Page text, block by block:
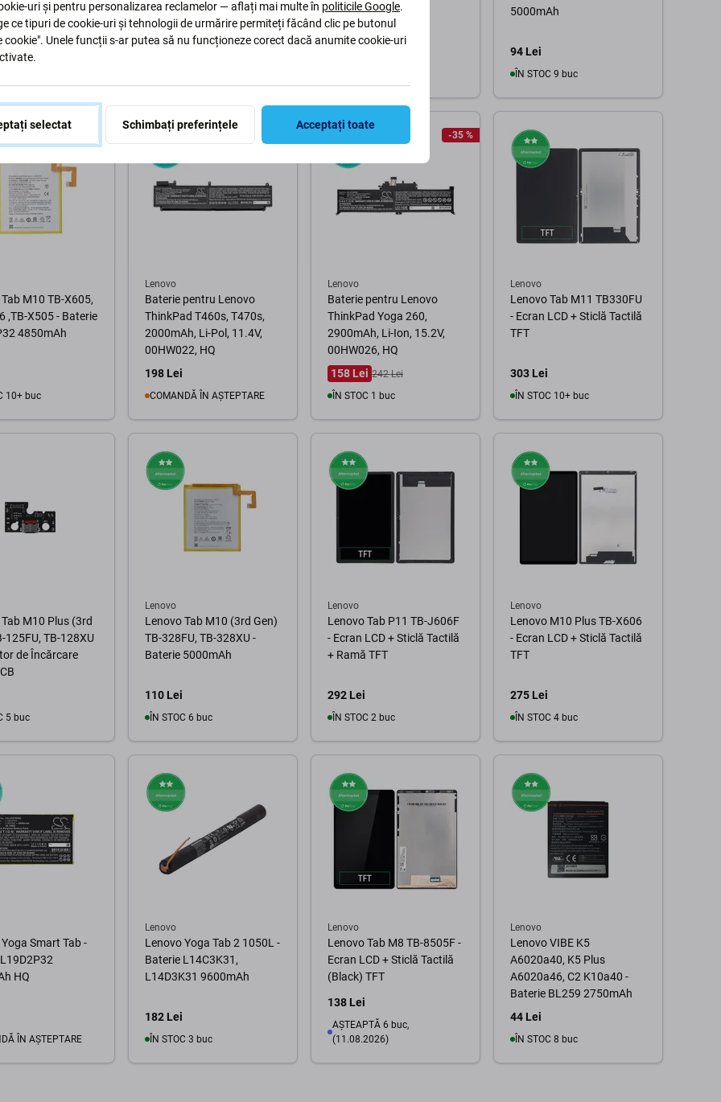
+ Vibrator Placă
Lei
În coș
TFT
În coș
Încărcare Placă PCB
În coș
5000mAh
94 Lei
ÎN STOC 9 buc
M10 TB-X605,
,TB-X505 - Baterie
4850mAh
10+ buc
Lenovo
Baterie pentru Lenovo
ThinkPad T460s, T470s,
2000mAh, Li-Pol, 11.4V,
00HW022, HQ
198 Lei
COMANDĂ ÎN AȘTEPTARE
Urmăriți
-35 %
Lenovo
Baterie pentru Lenovo
ThinkPad Yoga 260,
2900mAh, Li-Ion, 15.2V,
00HW026, HQ
158 Lei 242 Lei
ÎN STOC 1 buc
Lenovo
Lenovo Tab M11 TB330FU
- Ecran LCD + Sticlă Tactilă
TFT
303 Lei
ÎN STOC 10+ buc
M10 Plus (3rd
125FU, TB-128XU
de Încărcare
5 buc
Lenovo
Lenovo Tab M10 (3rd Gen)
TB-328FU, TB-328XU -
Baterie 5000mAh
110 Lei
ÎN STOC 6 buc
Lenovo
Lenovo Tab P11 TB-J606F
- Ecran LCD + Sticlă Tactilă
+ Ramă TFT
292 Lei
ÎN STOC 2 buc
Lenovo
Lenovo M10 Plus TB-X606
- Ecran LCD + Sticlă Tactilă
TFT
275 Lei
ÎN STOC 4 buc
Smart Tab -
HQ
ÎN AȘTEPTARE
Lenovo
Lenovo Yoga Tab 2 1050L -
Baterie L14C3K31,
L14D3K31 9600mAh
182 Lei
ÎN STOC 3 buc
Lenovo
Lenovo Tab M8 TB-8505F -
Ecran LCD + Sticlă Tactilă
(Black) TFT
138 Lei
AȘTEAPTĂ 6 buc,
(11.08.2026)
Lenovo
Lenovo VIBE K5
A6020a40, K5 Plus
A6020a46, C2 K10a40 -
Baterie BL259 2750mAh
44 Lei
ÎN STOC 8 buc
uri și pentru personalizarea reclamelor — aflați mai multe în politicile Google.
ce tipuri de cookie-uri și tehnologii de urmărire permiteți făcând clic pe butonul
cookie". Unele funcții s-ar putea să nu funcționeze corect dacă anumite cookie-uri
selectat Schimbați preferințele Acceptați toate